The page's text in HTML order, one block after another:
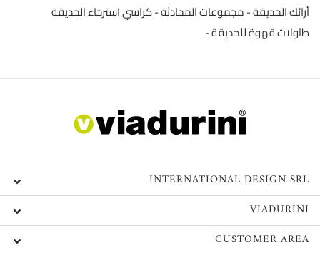
كراسي استرخاء الحديقة مجموعات المحادثة أرائك الحديقة
طاولات قهوة للحديقة
INTERNATIONAL DESIGN SRL
VIADURINI
CUSTOMER AREA